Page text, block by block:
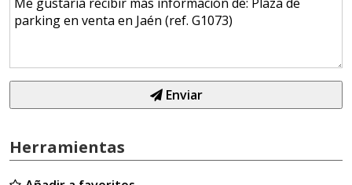
Enviar
Herramientas